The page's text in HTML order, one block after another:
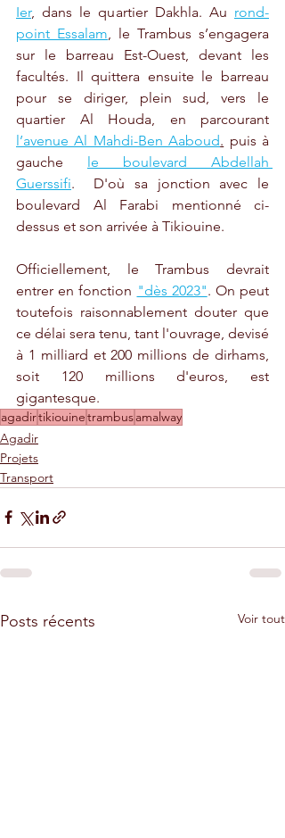
Ier, dans le quartier Dakhla. Au rond-
point Essalam , le Trambus s’engagera
sur le barreau Est-Ouest, devant les
facultés. Il quittera ensuite le barreau
pour se diriger, plein sud, vers le
l’avenue Al Mahdi-Ben Aaboud. puis à
gauche le boulevard Abdellah
Guerssifi.  D'où sa jonction avec le
boulevard Al Farabi mentionné ci-
dessus et son arrivée à Tikiouine.
Officiellement, le Trambus devrait
entrer en fonction "dès 2023". On peut
toutefois raisonnablement douter que
ce délai sera tenu, tant l'ouvrage, devisé
à 1 milliard et 200 millions de dirhams,
soit 120 millions d'euros, est
gigantesque.
agadirtikiouinetrambusamalway
Agadir
Projets
Transport
Posts récents Voir tout